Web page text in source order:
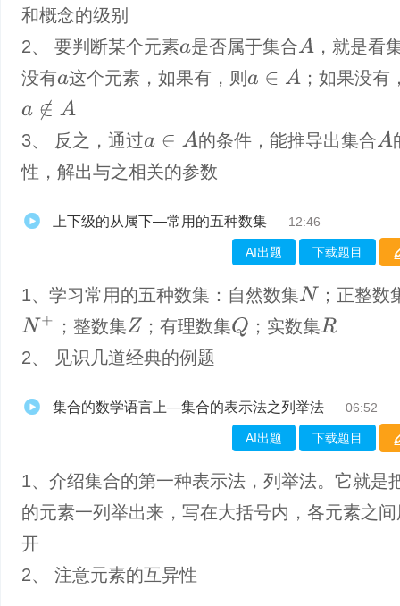
和概念的级别
2、 要判断某个元素a 是否属于集合 A
，就是看
没有a 这个元素，如果有，则 a∈ A ；如果没有
a∉ A
3、 反之，通过a∈ A 的条件，能推导出集合 A
性，解出与之相关的参数
上下级的从属下—常用的五种数集 12:46
AI出题 下载题目
1、学习常用的五种数集：自然数集 N ；正整数
N+ ；整数集 Z ；有理数集Q ；实数集 R
2、 见识几道经典的例题
集合的数学语言上—集合的表示法之列举法 06:52
AI出题 下载题目
1、介绍集合的第一种表示法，列举法。它就是
的元素一列举出来，写在大括号内，各元素之
开
2、 注意元素的互异性